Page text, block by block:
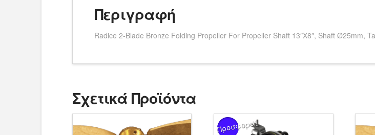
Περιγραφή
Radice 2-Blade Bronze Folding Propeller For Propeller Shaft 13″X8″, Shaft Ø25mm,
Σχετικά Προϊόντα
Προσφορά!